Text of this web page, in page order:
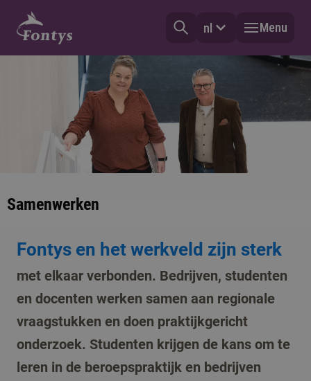
nl Menu
Samenwerken
Fontys en het werkveld zijn sterk
met elkaar verbonden. Bedrijven, studenten
en docenten werken samen aan regionale
vraagstukken en doen praktijkgericht
onderzoek. Studenten krijgen de kans om te
leren in de beroepspraktijk en bedrijven